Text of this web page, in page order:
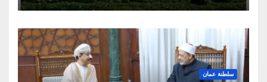
سلطنة عمان